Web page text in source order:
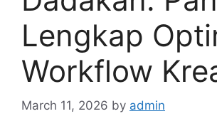
Lengkap
Workflow
March 11, 2026 by admin